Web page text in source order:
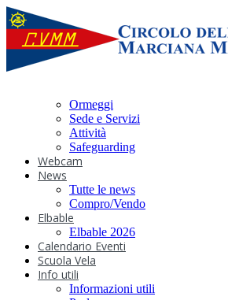
Ormeggi
Sede e Servizi
Attività
Safeguarding
Webcam
News
Tutte le news
Compro/Vendo
Elbable
Elbable 2026
Calendario Eventi
Scuola Vela
Info utili
Informazioni utili